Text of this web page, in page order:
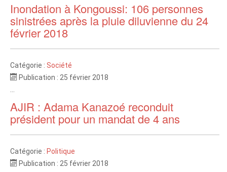
Inondation à Kongoussi: 106 personnes
sinistrées après la pluie diluvienne du 24
février 2018
Catégorie : Société
Publication : 25 février 2018
AJIR : Adama Kanazoé reconduit
président pour un mandat de 4 ans
Catégorie : Politique
Publication : 25 février 2018